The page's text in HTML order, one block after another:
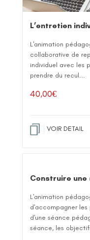
L’entretien
L'animation
collaborative de
individuel avec les
prendre du recul...
40,00€
VOIR DETAIL
Construire une
L'animation
d'accompagner les
d'une séance
séance, les